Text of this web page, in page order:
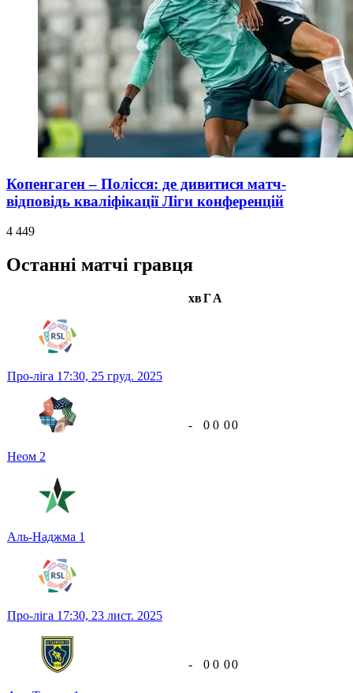
Копенгаген – Полісся: де дивитися матч-
відповідь кваліфікації Ліги конференцій
4 449
Останні матчі гравця
хвГА
Про-ліга 17:30, 25 груд. 2025
Неом 2
Аль-Наджма 1
- 0 0 00
Про-ліга 17:30, 23 лист. 2025
- 0 0 00